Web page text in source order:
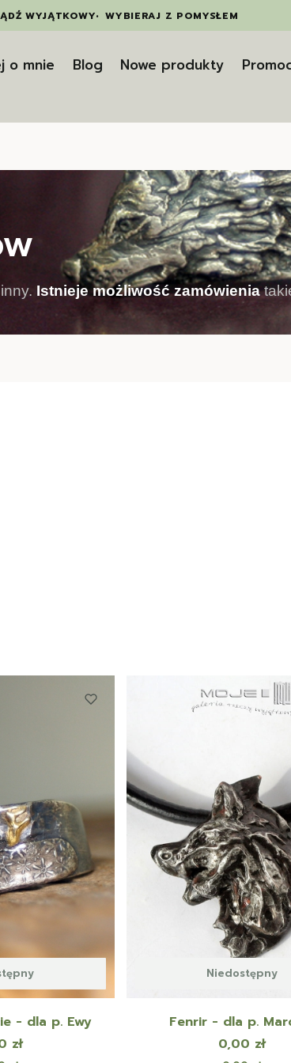
WYJĄTKOWY• WYBIERAJ Z POMYSŁEM
o mnie Blog Nowe produkty
Istnieje możliwość zamówienia
- dla p. Ewy
zł
Niedostępny
Fenrir - dla p.
Cena
0,00 zł